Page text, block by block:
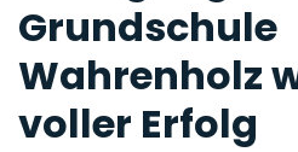
Grundschule
Wahrenholz
voller Erfolg